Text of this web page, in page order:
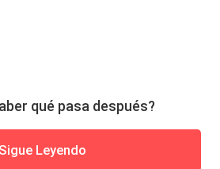
qué pasa después?
Sigue Leyendo